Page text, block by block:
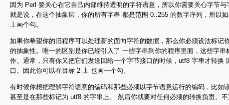
因为 Perl 要关心在它自己内部维持透明的字符语意，所以你需要关心字节
就是说，在这个抽象层，你的所有字串 都是范围 0..255 的数字序列，所以
上画个勾。
如果你希望你的旧程序可以处理新的面向字符的数据，那么你必须设法标
的抽象性。唯一的区别是你已经引入了 一些字串到你的程序里面，这些字
作。通常，只有你又把它们发送回给一个字节接口的时候，utf8 字串才转
口。因此你可以在目标 2 上 也画一个勾。
有时候你想把理解字符语意的编码和那些必须以字节语意运行的编码，比
甚至是在那些标记为 utf8 的字串上。 然后你就要对任何必须的转换负责。